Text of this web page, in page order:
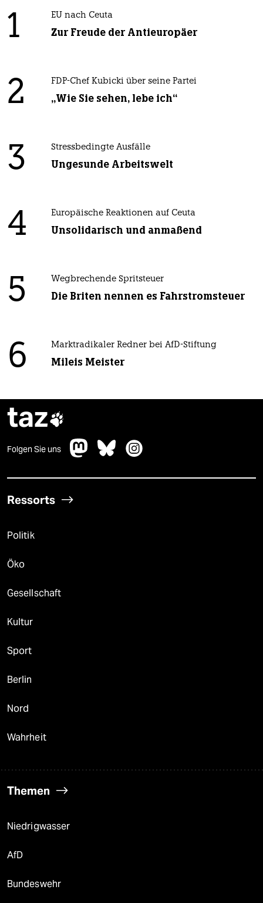
1 EU nach Ceuta
Zur Freude der Antieuropäer
2 FDP-Chef Kubicki über seine Partei
„Wie Sie sehen, lebe ich“
3 Stressbedingte Ausfälle
Ungesunde Arbeitswelt
4 Europäische Reaktionen auf Ceuta
Unsolidarisch und anmaßend
5 Wegbrechende Spritsteuer
Die Briten nennen es Fahrstromsteuer
6 Marktradikaler Redner bei AfD-Stiftung
Mileis Meister
taz
Folgen Sie uns
Ressorts
Politik
Öko
Gesellschaft
Kultur
Sport
Berlin
Nord
Wahrheit
Themen
Niedrigwasser
AfD
Bundeswehr